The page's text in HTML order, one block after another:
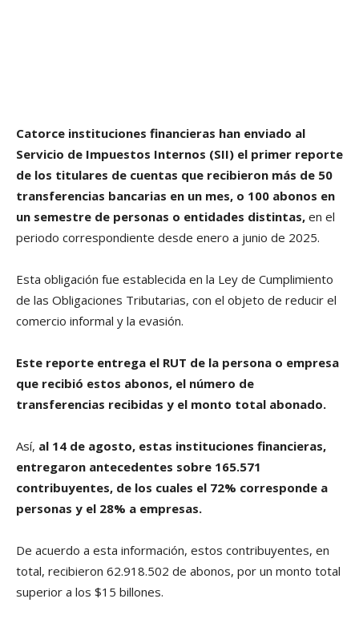
Catorce instituciones financieras han enviado al
Servicio de Impuestos Internos (SII) el primer reporte
de los titulares de cuentas que recibieron más de 50
transferencias bancarias en un mes, o 100 abonos en
un semestre de personas o entidades distintas, en el
periodo correspondiente desde enero a junio de 2025.
Esta obligación fue establecida en la Ley de Cumplimiento
de las Obligaciones Tributarias, con el objeto de reducir el
comercio informal y la evasión.
Este reporte entrega el RUT de la persona o empresa
que recibió estos abonos, el número de
transferencias recibidas y el monto total abonado.
Así, al 14 de agosto, estas instituciones financieras,
entregaron antecedentes sobre 165.571
contribuyentes, de los cuales el 72% corresponde a
personas y el 28% a empresas.
De acuerdo a esta información, estos contribuyentes, en
total, recibieron 62.918.502 de abonos, por un monto total
superior a los $15 billones.